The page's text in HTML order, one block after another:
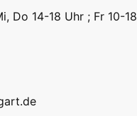
Do 14-18 Uhr ; Fr 10-18